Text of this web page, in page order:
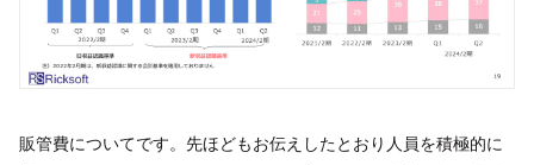
販管費についてです。先ほどもお伝えしたとおり人員を積極的に